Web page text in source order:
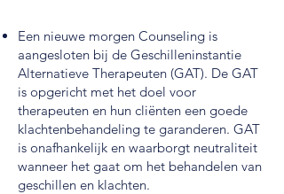
Een nieuwe morgen Counseling is
aangesloten bij de Geschilleninstantie
Alternatieve Therapeuten (GAT). De GAT
is opgericht met het doel voor
therapeuten en hun cliënten een goede
klachtenbehandeling te garanderen. GAT
is onafhankelijk en waarborgt neutraliteit
wanneer het gaat om het behandelen van
geschillen en klachten.